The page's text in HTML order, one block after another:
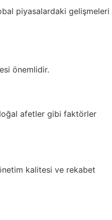
piyasalardaki gelişmeleri
önemlidir.
afetler gibi faktörler
kalitesi ve rekabet